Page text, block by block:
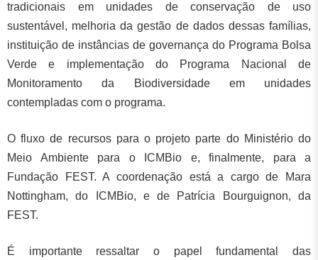
tradicionais em unidades de conservação de uso
sustentável, melhoria da gestão de dados dessas famílias,
instituição de instâncias de governança do Programa Bolsa
Verde e implementação do Programa Nacional de
Monitoramento da Biodiversidade em unidades
contempladas com o programa.
O fluxo de recursos para o projeto parte do Ministério do
Meio Ambiente para o ICMBio e, finalmente, para a
Fundação FEST. A coordenação está a cargo de Mara
Nottingham, do ICMBio, e de Patrícia Bourguignon, da
FEST.
É importante ressaltar o papel fundamental das